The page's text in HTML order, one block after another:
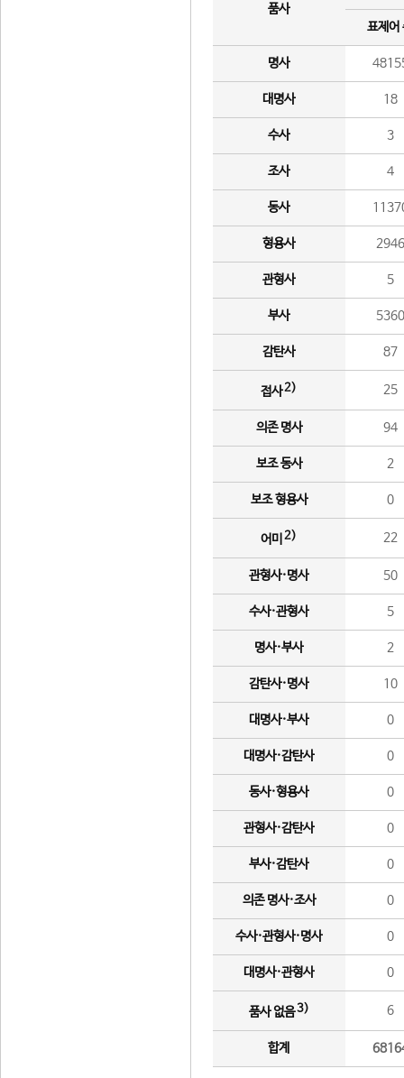
품사
표제어
명사
대명사 18
수사 3
조사 4
동사
형용사 2946
관형사 5
부사 5360
감탄사 87
접사2) 25
의존 명사 94
보조 동사 2
보조 형용사 0
어미 2) 22
관형사·명사 50
수사·관형사 5
명사·부사 2
감탄사·명사 10
대명사·부사 0
대명사·감탄사 0
동사·형용사 0
관형사·감탄사 0
부사·감탄사 0
의존 명사·조사 0
수사·관형사·명사 0
대명사·관형사 0
품사 없음3) 6
합계